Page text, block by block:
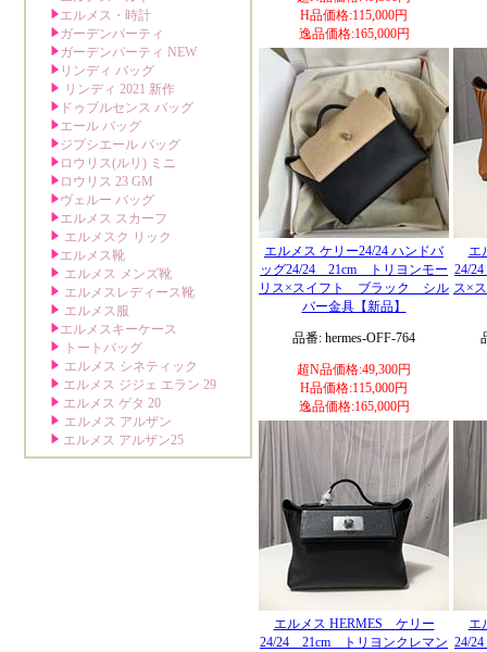
H品価格:115,000円
逸品価格:165,000円
エルメス ケリー24/24 ハンドバ
ッグ24/24 21cm トリヨンモー
リス×スイフト ブラック シル
バー金具【新品】
品番: hermes-OFF-764
超N品価格:49,300円
H品価格:115,000円
逸品価格:165,000円
エ
24/
ス×
エルメス HERMES ケリー
24/24 21cm トリヨンクレマン
エ
24/